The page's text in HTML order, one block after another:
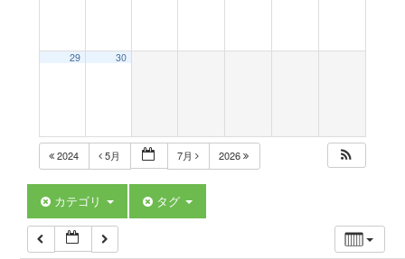
29 30
2024 5月 7月 2026
カテゴリ タグ
5:00 AM
6:00 AM
7:00 AM